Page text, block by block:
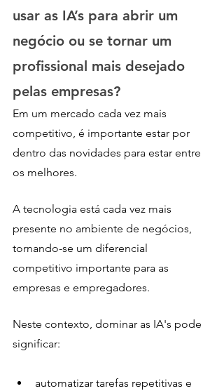
usar as IA’s para abrir um
negócio ou se tornar um
profissional mais desejado
pelas empresas?
Em um mercado cada vez mais
competitivo, é importante estar por
dentro das novidades para estar entre
os melhores.
A tecnologia está cada vez mais
presente no ambiente de negócios,
tornando-se um diferencial
competitivo importante para as
empresas e empregadores.
Neste contexto, dominar as IA's pode
significar:
automatizar tarefas repetitivas e